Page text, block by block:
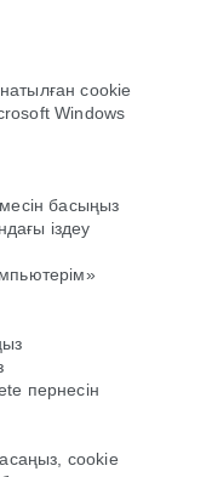
cookie
Windows
басыңыз
іздеу
пернесін
cookie